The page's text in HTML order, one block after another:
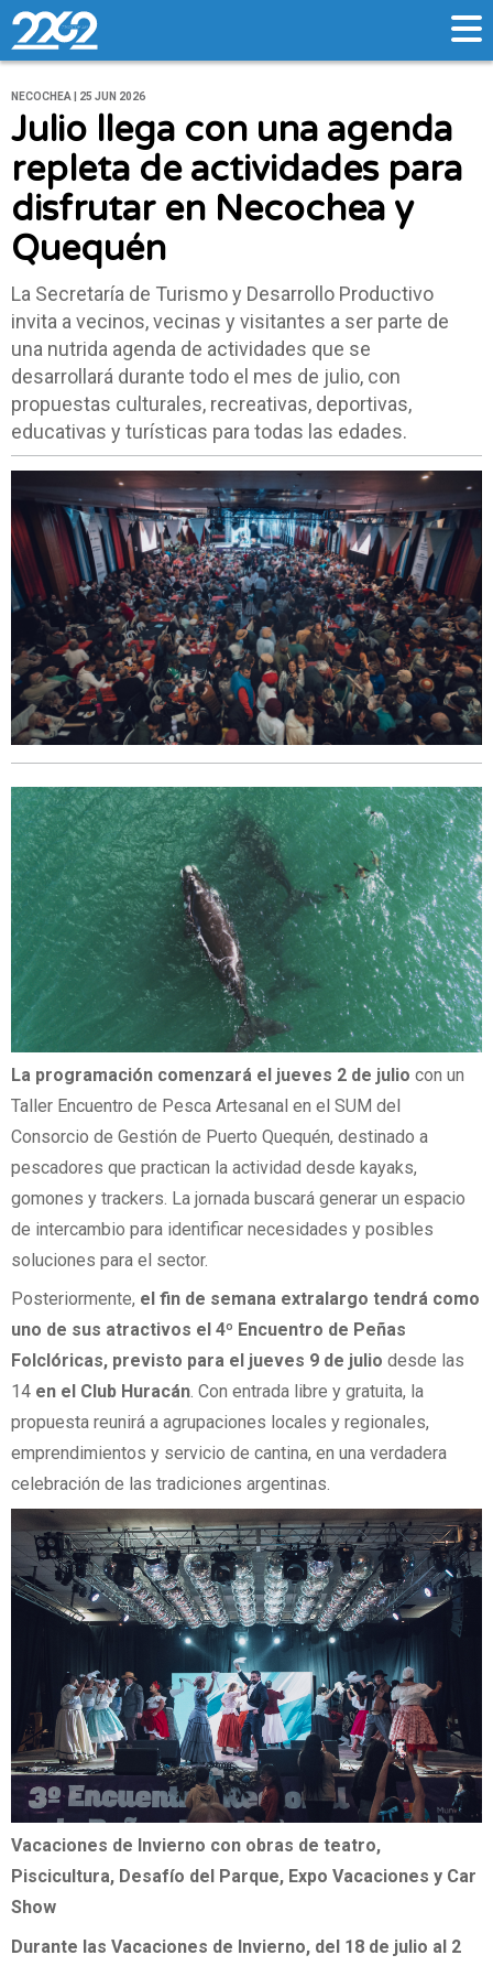
NECOCHEA | 25 JUN 2026
Julio llega con una agenda
repleta de actividades para
disfrutar en Necochea y
Quequén
La Secretaría de Turismo y Desarrollo Productivo
invita a vecinos, vecinas y visitantes a ser parte de
una nutrida agenda de actividades que se
desarrollará durante todo el mes de julio, con
propuestas culturales, recreativas, deportivas,
educativas y turísticas para todas las edades.
La programación comenzará el jueves 2 de julio con un
Taller Encuentro de Pesca Artesanal en el SUM del
Consorcio de Gestión de Puerto Quequén, destinado a
pescadores que practican la actividad desde kayaks,
gomones y trackers. La jornada buscará generar un espacio
de intercambio para identificar necesidades y posibles
soluciones para el sector.
Posteriormente, el fin de semana extralargo tendrá como
uno de sus atractivos el 4º Encuentro de Peñas
Folclóricas, previsto para el jueves 9 de julio desde las
14 en el Club Huracán. Con entrada libre y gratuita, la
propuesta reunirá a agrupaciones locales y regionales,
emprendimientos y servicio de cantina, en una verdadera
celebración de las tradiciones argentinas.
Vacaciones de Invierno con obras de teatro,
Piscicultura, Desafío del Parque, Expo Vacaciones y Car
Show
Durante las Vacaciones de Invierno, del 18 de julio al 2